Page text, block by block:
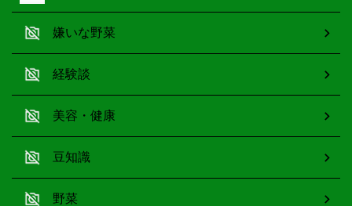
嫌いな野菜
経験談
美容・健康
豆知識
野菜